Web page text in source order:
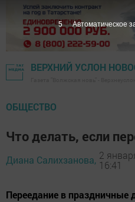
ВЕРХНИЙ УСЛОН
ОБЩЕСТВО
Что делать, если
Диана Салихзанова, 2
16:41
Переедание в праздничные
4 Автоматическое